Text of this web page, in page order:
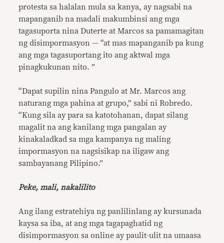
protesta sa halalan mula sa kanya, ay nagsabi na
mapanganib na madali makumbinsi ang mga
tagasuporta nina Duterte at Marcos sa pamamagitan
ng disimpormasyon — “at mas mapanganib pa kung
ang mga tagasuportang ito ang aktwal mga
pinagkukunan nito. ”
“Dapat supilin nina Pangulo at Mr. Marcos ang
naturang mga pahina at grupo,” sabi ni Robredo.
“Kung sila ay para sa katotohanan, dapat silang
magalit na ang kanilang mga pangalan ay
kinakaladkad sa mga kampanya ng maling
impormasyon na nagsisikap na iligaw ang
sambayanang Pilipino.”
Peke, mali, nakalilito
Ang ilang estratehiya ng panlilinlang ay kursunada
kaysa sa iba, at ang mga tagapaghatid ng
disimpormasyon sa online ay paulit-ulit na umaasa